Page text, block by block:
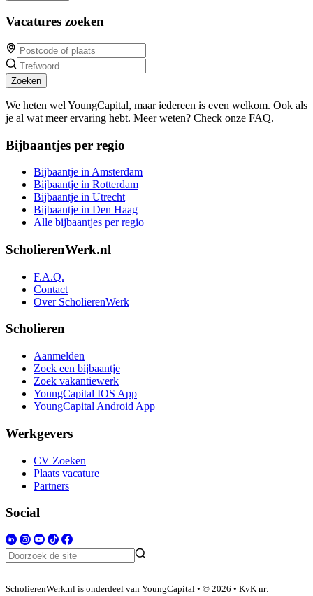
Vacatures zoeken
Zoeken
We heten wel YoungCapital, maar iedereen is even welkom. Ook als
je al wat meer ervaring hebt. Meer weten? Check onze FAQ.
Bijbaantjes per regio
Bijbaantje in Amsterdam
Bijbaantje in Rotterdam
Bijbaantje in Utrecht
Bijbaantje in Den Haag
Alle bijbaantjes per regio
ScholierenWerk.nl
F.A.Q.
Contact
Over ScholierenWerk
Scholieren
Aanmelden
Zoek een bijbaantje
Zoek vakantiewerk
YoungCapital IOS App
YoungCapital Android App
Werkgevers
CV Zoeken
Plaats vacature
Partners
Social
ScholierenWerk.nl is onderdeel van YoungCapital • © 2026 • KvK nr: